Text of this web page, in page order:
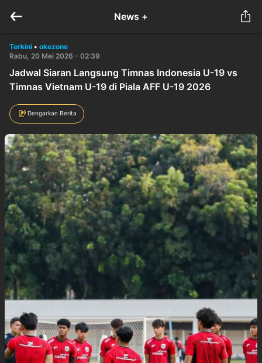
News +
Terkini • okezone
Rabu, 20 Mei 2026 - 02:39
Jadwal Siaran Langsung Timnas Indonesia U-19 vs
Timnas Vietnam U-19 di Piala AFF U-19 2026
Dengarkan Berita